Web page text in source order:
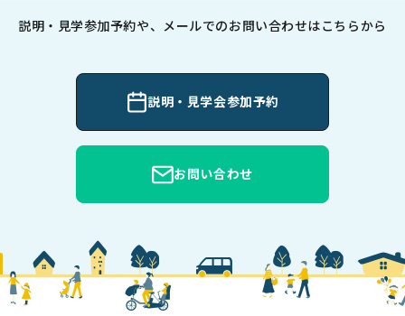
説明・見学参加予約や、メールでのお問い合わせはこちらから
説明・見学会参加予約
お問い合わせ